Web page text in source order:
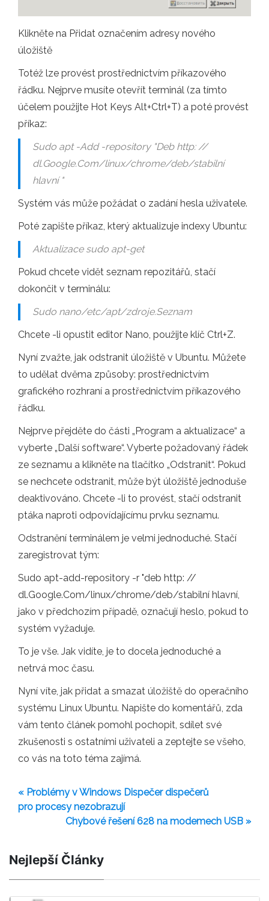
Klikněte na Přidat označením adresy nového
úložiště
Totéž lze provést prostřednictvím příkazového
řádku. Nejprve musíte otevřít terminál (za tímto
účelem použijte Hot Keys Alt+Ctrl+T) a poté provést
příkaz:
Sudo apt -Add -repository "Deb http: //
dl.Google.Com/linux/chrome/deb/stabilní
hlavní "
Systém vás může požádat o zadání hesla uživatele.
Poté zapište příkaz, který aktualizuje indexy Ubuntu:
Aktualizace sudo apt-get
Pokud chcete vidět seznam repozitářů, stačí
dokončit v terminálu:
Sudo nano/etc/apt/zdroje.Seznam
Chcete -li opustit editor Nano, použijte klíč Ctrl+Z.
Nyní zvažte, jak odstranit úložiště v Ubuntu. Můžete
to udělat dvěma způsoby: prostřednictvím
grafického rozhraní a prostřednictvím příkazového
řádku.
Nejprve přejděte do části „Program a aktualizace“ a
vyberte „Další software“. Vyberte požadovaný řádek
ze seznamu a klikněte na tlačítko „Odstranit“. Pokud
se nechcete odstranit, může být úložiště jednoduše
deaktivováno. Chcete -li to provést, stačí odstranit
ptáka naproti odpovídajícímu prvku seznamu.
Odstranění terminálem je velmi jednoduché. Stačí
zaregistrovat tým:
Sudo apt-add-repository -r "deb http: //
dl.Google.Com/linux/chrome/deb/stabilní hlavní,
jako v předchozím případě, označují heslo, pokud to
systém vyžaduje.
To je vše. Jak vidíte, je to docela jednoduché a
netrvá moc času.
Nyní víte, jak přidat a smazat úložiště do operačního
systému Linux Ubuntu. Napište do komentářů, zda
vám tento článek pomohl pochopit, sdílet své
zkušenosti s ostatními uživateli a zeptejte se všeho,
co vás na toto téma zajímá.
« Problémy v Windows Dispečer dispečerů
pro procesy nezobrazují
Chybové řešení 628 na modemech USB »
Nejlepší Články